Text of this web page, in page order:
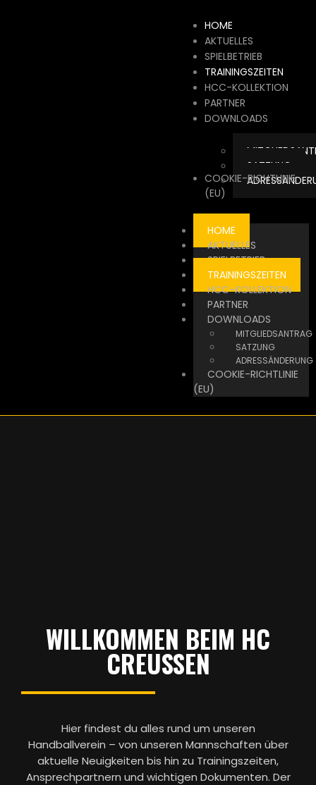
HOME
AKTUELLES
SPIELBETRIEB
TRAININGSZEITEN
HCC-KOLLEKTION
PARTNER
DOWNLOADS
SATZUNG
COOKIE-RICHTLINIE
(EU)
HOME
AKTUELLES
SPIELBETRIEB
TRAININGSZEITEN
HCC-KOLLEKTION
PARTNER
DOWNLOADS
MITGLIEDSANTRAG
SATZUNG
ADRESSÄNDERUNG
COOKIE-RICHTLINIE
(EU)
WILLKOMMEN BEIM HC
CREUSSEN
Hier findest du alles rund um unseren
Handballverein – von unseren Mannschaften über
aktuelle Neuigkeiten bis hin zu Trainingszeiten,
Ansprechpartnern und wichtigen Dokumenten. Der